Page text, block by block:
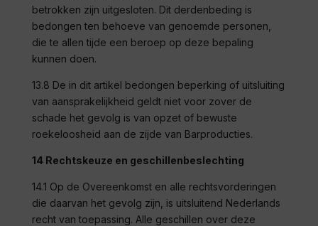
betrokken zijn uitgesloten. Dit derdenbeding is
bedongen ten behoeve van genoemde personen,
die te allen tijde een beroep op deze bepaling
kunnen doen.
13.8 De in dit artikel bedongen beperking of uitsluiting
van aansprakelijkheid geldt niet voor zover de
schade het gevolg is van opzet of bewuste
roekeloosheid aan de zijde van Barproducties.
14 Rechtskeuze en geschillenbeslechting
14.1 Op de Overeenkomst en alle rechtsvorderingen
die daarvan het gevolg zijn, is uitsluitend Nederlands
recht van toepassing. Alle geschillen over deze